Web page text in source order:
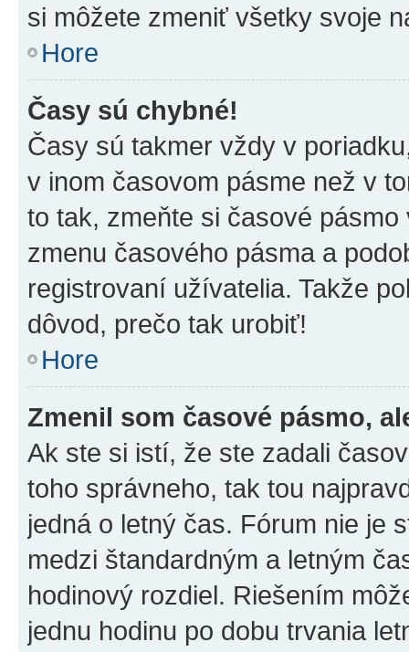
si môžete zmeniť všetky svoje
Hore
Časy sú chybné!
Časy sú takmer vždy v
v inom časovom pásme než v
to tak, zmeňte si časové
zmenu časového pásma a
registrovaní užívatelia. Takže
dôvod, prečo tak urobiť!
Hore
Zmenil som časové pásmo,
Ak ste si istí, že ste zadali
toho správneho, tak tou
jedná o letný čas. Fórum nie je
medzi štandardným a letným
hodinový rozdiel. Riešením
jednu hodinu po dobu trvania